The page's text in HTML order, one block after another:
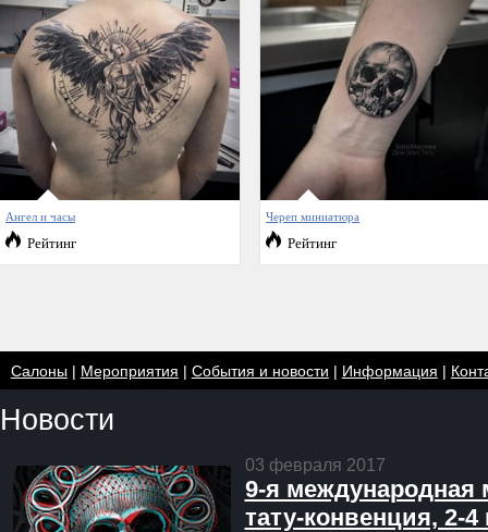
Ангел и часы
Рейтинг
Череп миниатюра
Рейтинг
Салоны| Мероприятия | События и новости | Информация |
Новости
03 февраля 2017
9-я международная
тату-конвенция, 2-